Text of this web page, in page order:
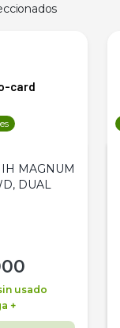
IH MAGNUM
DUAL
usado
+